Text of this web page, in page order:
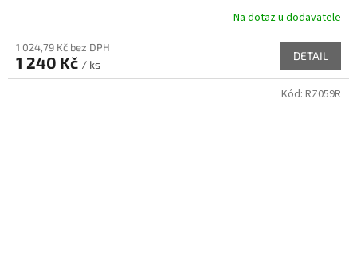
Na dotaz u dodavatele
1 024,79 Kč bez DPH
1 240 Kč / ks
DETAIL
Kód: RZ059R